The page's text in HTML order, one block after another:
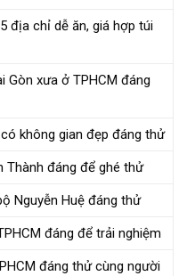
địa chỉ dễ ăn, giá hợp túi
Gòn xưa ở TPHCM đáng
không gian đẹp đáng thử
Thành đáng để ghé thử
Nguyễn Huệ đáng thử
đáng để trải nghiệm
đáng thử cùng người